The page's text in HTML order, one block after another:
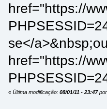
href="https://
se</
href="https://
«Última modificação:08/01/11 - 23:47por